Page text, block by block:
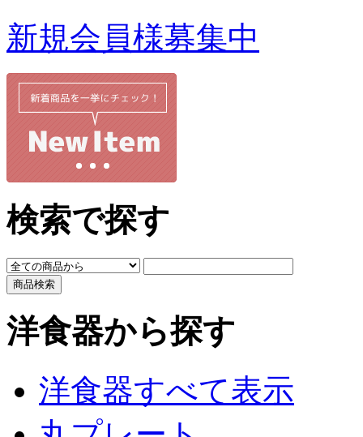
新規会員様募集中
検索で探す
洋食器から探す
洋食器すべて表示